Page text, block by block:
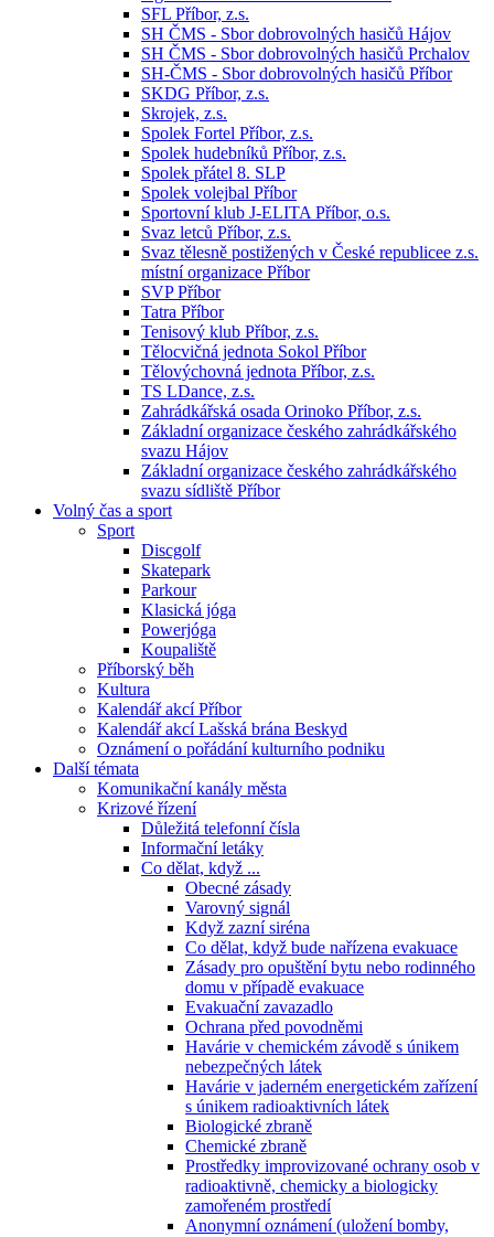
SFL Příbor, z.s.
SH ČMS - Sbor dobrovolných hasičů Hájov
SH ČMS - Sbor dobrovolných hasičů Prchalov
SH-ČMS - Sbor dobrovolných hasičů Příbor
SKDG Příbor, z.s.
Skrojek, z.s.
Spolek Fortel Příbor, z.s.
Spolek hudebníků Příbor, z.s.
Spolek přátel 8. SLP
Spolek volejbal Příbor
Sportovní klub J-ELITA Příbor, o.s.
Svaz letců Příbor, z.s.
Svaz tělesně postižených v České republicee z.s.
místní organizace Příbor
SVP Příbor
Tatra Příbor
Tenisový klub Příbor, z.s.
Tělocvičná jednota Sokol Příbor
Tělovýchovná jednota Příbor, z.s.
TS LDance, z.s.
Zahrádkářská osada Orinoko Příbor, z.s.
Základní organizace českého zahrádkářského
svazu Hájov
Základní organizace českého zahrádkářského
svazu sídliště Příbor
Volný čas a sport
Sport
Discgolf
Skatepark
Parkour
Klasická jóga
Powerjóga
Koupaliště
Příborský běh
Kultura
Kalendář akcí Příbor
Kalendář akcí Lašská brána Beskyd
Oznámení o pořádání kulturního podniku
Další témata
Komunikační kanály města
Krizové řízení
Důležitá telefonní čísla
Informační letáky
Co dělat, když ...
Obecné zásady
Varovný signál
Když zazní siréna
Co dělat, když bude nařízena evakuace
Zásady pro opuštění bytu nebo rodinného
domu v případě evakuace
Evakuační zavazadlo
Ochrana před povodněmi
Havárie v chemickém závodě s únikem
nebezpečných látek
Havárie v jaderném energetickém zařízení
s únikem radioaktivních látek
Biologické zbraně
Chemické zbraně
Prostředky improvizované ochrany osob v
radioaktivně, chemicky a biologicky
zamořeném prostředí
Anonymní oznámení (uložení bomby,